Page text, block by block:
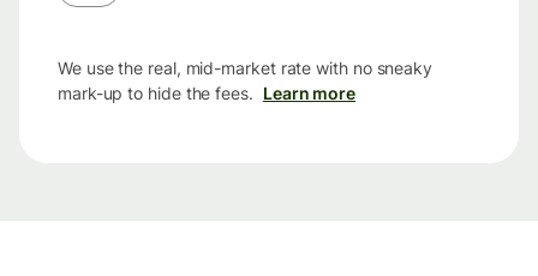
We use the real, mid-market rate with no sneaky
mark-up to hide the fees. Learn more